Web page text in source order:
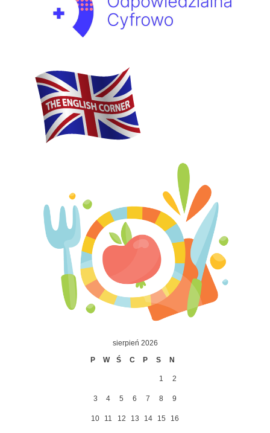
sierpień 2026
P
W Ś C P S N
1 2
3 4 5 6 7 8 9
10 11 12 13 14 15 16